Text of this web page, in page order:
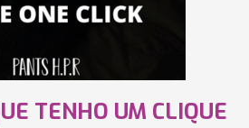
TENHO UM CLIQUE